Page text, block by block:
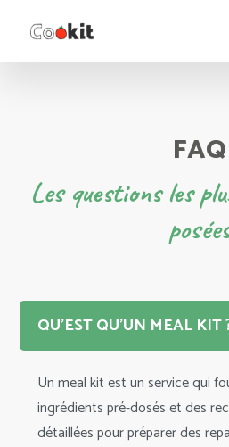
FAQ
Les questions les
QU’EST QU’UN MEAL KIT
Un meal kit est un service qui
ingrédients pré-dosés et des
détaillées pour préparer des